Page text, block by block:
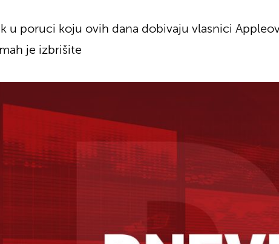
u poruci koju ovih dana dobivaju vlasnici
je izbrišite